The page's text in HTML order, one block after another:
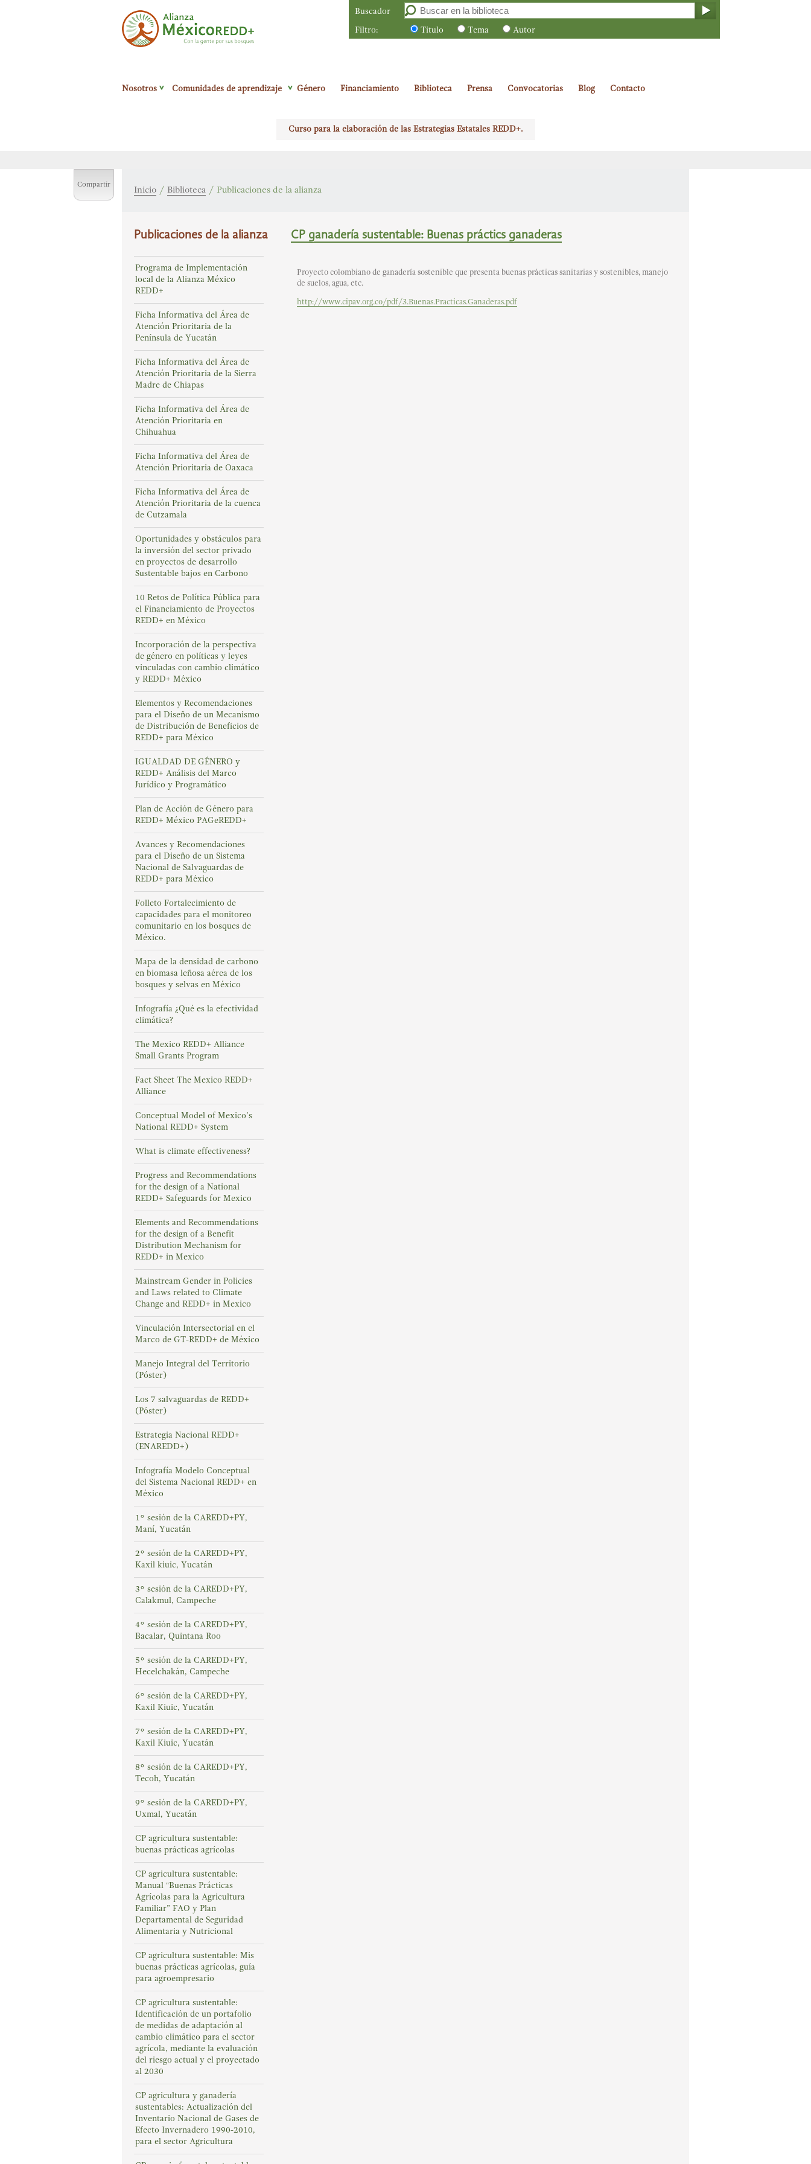
Buscador
Filtro: Titulo Tema Autor
Nosotros Comunidades de aprendizaje Género Financiamiento Biblioteca Prensa Convocatorias Blog Contacto
Curso para la elaboración de las Estrategias Estatales REDD+.
Compartir
Inicio / Biblioteca / Publicaciones de la alianza
Publicaciones de la alianza
Programa de Implementación
local de la Alianza México
REDD+
Ficha Informativa del Área de
Atención Prioritaria de la
Península de Yucatán
Ficha Informativa del Área de
Atención Prioritaria de la Sierra
Madre de Chiapas
Ficha Informativa del Área de
Atención Prioritaria en
Chihuahua
Ficha Informativa del Área de
Atención Prioritaria de Oaxaca
Ficha Informativa del Área de
Atención Prioritaria de la cuenca
de Cutzamala
Oportunidades y obstáculos para
la inversión del sector privado
en proyectos de desarrollo
Sustentable bajos en Carbono
10 Retos de Política Pública para
el Financiamiento de Proyectos
REDD+ en México
Incorporación de la perspectiva
de género en políticas y leyes
vinculadas con cambio climático
y REDD+ México
Elementos y Recomendaciones
para el Diseño de un Mecanismo
de Distribución de Beneficios de
REDD+ para México
IGUALDAD DE GÉNERO y
REDD+ Análisis del Marco
Jurídico y Programático
Plan de Acción de Género para
REDD+ México PAGeREDD+
Avances y Recomendaciones
para el Diseño de un Sistema
Nacional de Salvaguardas de
REDD+ para México
Folleto Fortalecimiento de
capacidades para el monitoreo
comunitario en los bosques de
México.
Mapa de la densidad de carbono
en biomasa leñosa aérea de los
bosques y selvas en México
Infografía ¿Qué es la efectividad
climática?
The Mexico REDD+ Alliance
Small Grants Program
Fact Sheet The Mexico REDD+
Alliance
Conceptual Model of Mexico’s
National REDD+ System
What is climate effectiveness?
Progress and Recommendations
for the design of a National
REDD+ Safeguards for Mexico
Elements and Recommendations
for the design of a Benefit
Distribution Mechanism for
REDD+ in Mexico
Mainstream Gender in Policies
and Laws related to Climate
Change and REDD+ in Mexico
Vinculación Intersectorial en el
Marco de GT-REDD+ de México
Manejo Integral del Territorio
(Póster)
Los 7 salvaguardas de REDD+
(Póster)
Estrategia Nacional REDD+
(ENAREDD+)
Infografía Modelo Conceptual
del Sistema Nacional REDD+ en
México
1° sesión de la CAREDD+PY,
Maní, Yucatán
2° sesión de la CAREDD+PY,
Kaxil kiuic, Yucatán
3° sesión de la CAREDD+PY,
Calakmul, Campeche
4° sesión de la CAREDD+PY,
Bacalar, Quintana Roo
5° sesión de la CAREDD+PY,
Hecelchakán, Campeche
6° sesión de la CAREDD+PY,
Kaxil Kiuic, Yucatán
7° sesión de la CAREDD+PY,
Kaxil Kiuic, Yucatán
8° sesión de la CAREDD+PY,
Tecoh, Yucatán
9° sesión de la CAREDD+PY,
Uxmal, Yucatán
CP agricultura sustentable:
buenas prácticas agrícolas
CP agricultura sustentable:
Manual "Buenas Prácticas
Agrícolas para la Agricultura
Familiar” FAO y Plan
Departamental de Seguridad
Alimentaria y Nutricional
CP agricultura sustentable: Mis
buenas prácticas agrícolas, guía
para agroempresario
CP agricultura sustentable:
Identificación de un portafolio
de medidas de adaptación al
cambio climático para el sector
agrícola, mediante la evaluación
del riesgo actual y el proyectado
al 2030
CP agricultura y ganadería
sustentables: Actualización del
Inventario Nacional de Gases de
Efecto Invernadero 1990-2010,
para el sector Agricultura
CP ganadería sustentable: Buenas práctics ganaderas
Proyecto colombiano de ganadería sostenible que presenta buenas prácticas sanitarias y sostenibles, manejo
de suelos, agua, etc.
http://www.cipav.org.co/pdf/3.Buenas.Practicas.Ganaderas.pdf